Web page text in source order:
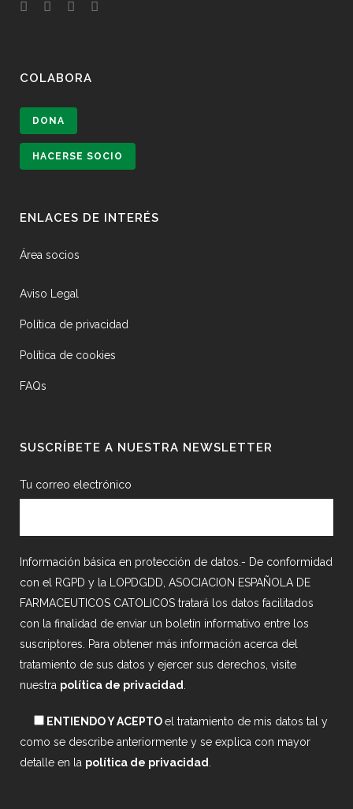
COLABORA
DONA
HACERSE SOCIO
ENLACES DE INTERÉS
Área socios
Aviso Legal
Política de privacidad
Política de cookies
FAQs
SUSCRÍBETE A NUESTRA NEWSLETTER
Tu correo electrónico
Información básica en protección de datos.- De conformidad
con el RGPD y la LOPDGDD, ASOCIACION ESPAÑOLA DE
FARMACEUTICOS CATOLICOS tratará los datos facilitados
con la finalidad de enviar un boletín informativo entre los
suscriptores. Para obtener más información acerca del
tratamiento de sus datos y ejercer sus derechos, visite
nuestra política de privacidad
ENTIENDO Y ACEPTOel tratamiento de mis datos tal y
como se describe anteriormente y se explica con mayor
detalle en la política de privacidad